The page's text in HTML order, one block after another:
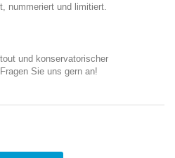
nummeriert und limitiert.
und konservatorischer
Sie uns gern an!